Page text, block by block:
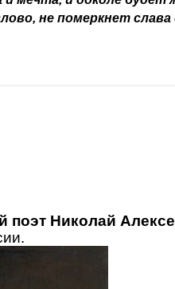
не померкнет слава
поэт Николай